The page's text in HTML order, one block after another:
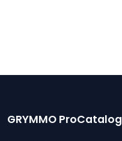
GRYMMO ProCatalog